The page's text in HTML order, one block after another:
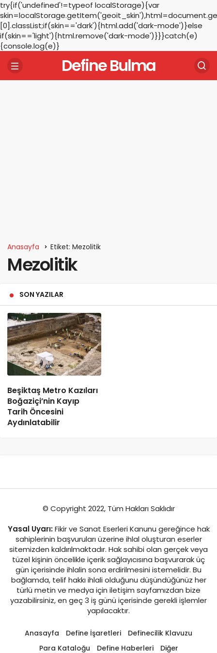
try{if('undefined'!=typeof localStorage){var
[0].classList;if(skin=='dark'){html.add('dark-mode')}else
if(skin=='light'){html.remove('dark-mode')}}}catch(e)
{console.log(e)}
Define Bulma
Anasayfa Etiket: Mezolitik
Mezolitik
SON YAZILAR
Beşiktaş Metro Kazıları
Boğaziçi’nin Kayıp
Tarih Öncesini
Aydınlatabilir
© Copyright 2022, Tüm Hakları Saklıdır
Yasal Uyarı:Fikir ve Sanat Eserleri Kanunu gereğince hak
sahiplerinin başvuruları üzerine ihlal oluşturan eserler
sitemizden kaldırılmaktadır. Hak sahibi olan gerçek veya
tüzel kişinin öncelikle içerik sağlayıcısına başvurarak üç
gün içerisinde ihlalin sona erdirilmesini istemelidir. Bu
bağlamda, telif hakkı ihlali olduğunu düşündüğünüz her
türlü metin ve medya için iletişim sayfamızdan bize
yazabilirsiniz, en geç 3 iş günü içerisinde gerekli işlemler
yapılacaktır.
Anasayfa Define İşaretleri
Definecilik Klavuzu
Para Kataloğu
Define Haberleri Diğer